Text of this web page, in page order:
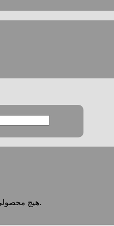
هیچ محصولی در سبد خرید نیست.